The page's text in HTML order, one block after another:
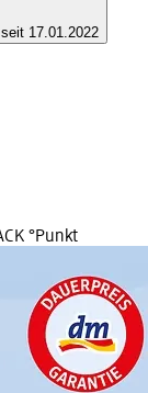
17.01.2022
°Punkt